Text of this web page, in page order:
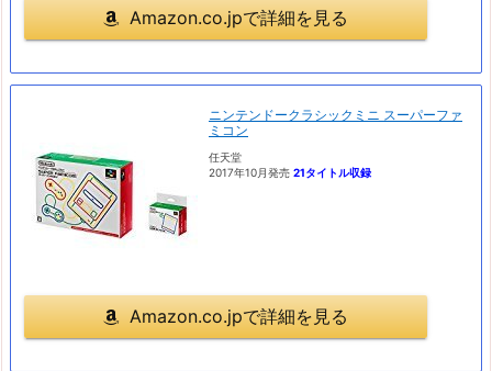
Amazon.co.jpで詳細を見る
ニンテンドークラシックミニ スーパーファ
ミコン
任天堂
2017年10月発売 21タイトル収録
Amazon.co.jpで詳細を見る